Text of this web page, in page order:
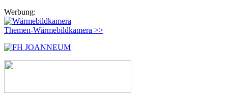
Werbung:
Themen-Wärmebildkamera >>